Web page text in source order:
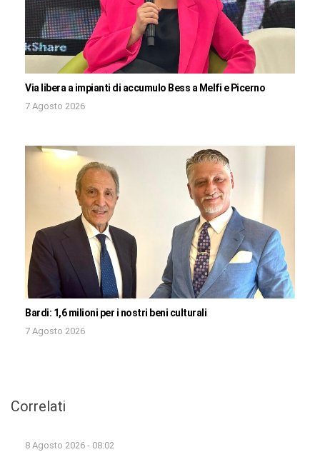
Via libera a impianti di accumulo Bess a Melfi e Picerno
7 Agosto 2026
Bardi: 1,6 milioni per i nostri beni culturali
7 Agosto 2026
Correlati
8 Agosto 2026 - 08:02